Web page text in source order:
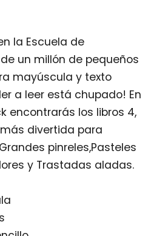
la Escuela de
un millón de pequeños
mayúscula y texto
a leer está chupado! En
encontrarás los libros 4,
divertida para
pinreles,Pasteles
y Trastadas aladas.